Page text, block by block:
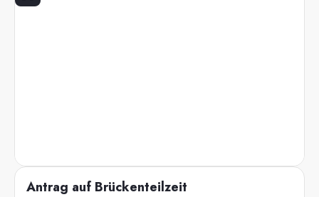
Antrag auf Brückenteilzeit